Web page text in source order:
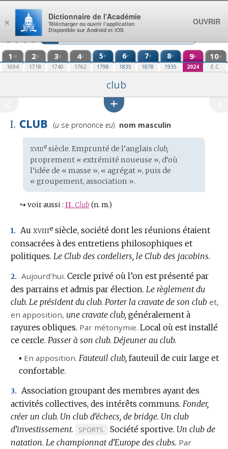
Aller au contenu
1 re
1694
2e
1718
3e
1740
4e
1762
5e
1798
6e
1835
7e
1878
8e
1935
9e
2024
10e
E.C.
club
I. CLUB
Prononciation
(use prononce eu) nom masculin
Étymologie
:
xviiiesiècle. Emprunté de l’anglais club,
proprement « extrémité noueuse », d’où
l’idée de « masse », « agrégat », puis de
« groupement, association ».
↪ voir aussi : II. Club (n. m.)
1. Au xviiiesiècle, société dont les réunions étaient
consacrées à des entretiens philosophiques et
politiques. Le Club des cordeliers, le Club des jacobins.
2. Aujourd'hui. Cercle privé où l’on est présenté par
des parrains et admis par élection. Le règlement du
club. Le président du club. Porter la cravate de son club et,
en apposition, une cravate club, généralement à
rayures obliques. Par métonymie. Local où est installé
ce cercle. Passer à son club. Déjeuner au club.
▪ En apposition. Fauteuil club, fauteuil de cuir large et
confortable.
3.
Association groupant des membres ayant des
activités collectives, des intérêts communs. Fonder,
créer un club. Un club d’échecs, de bridge. Un club
d’investissement.
MARQUE
DE
SPORTS. Société sportive. Un club de
natation. Le championnat d’Europe des clubs. Par
×
Dictionnaire de l’Académie
Télécharger ou ouvrir l’application
Disponible sur Android et iOS
OUVRIR